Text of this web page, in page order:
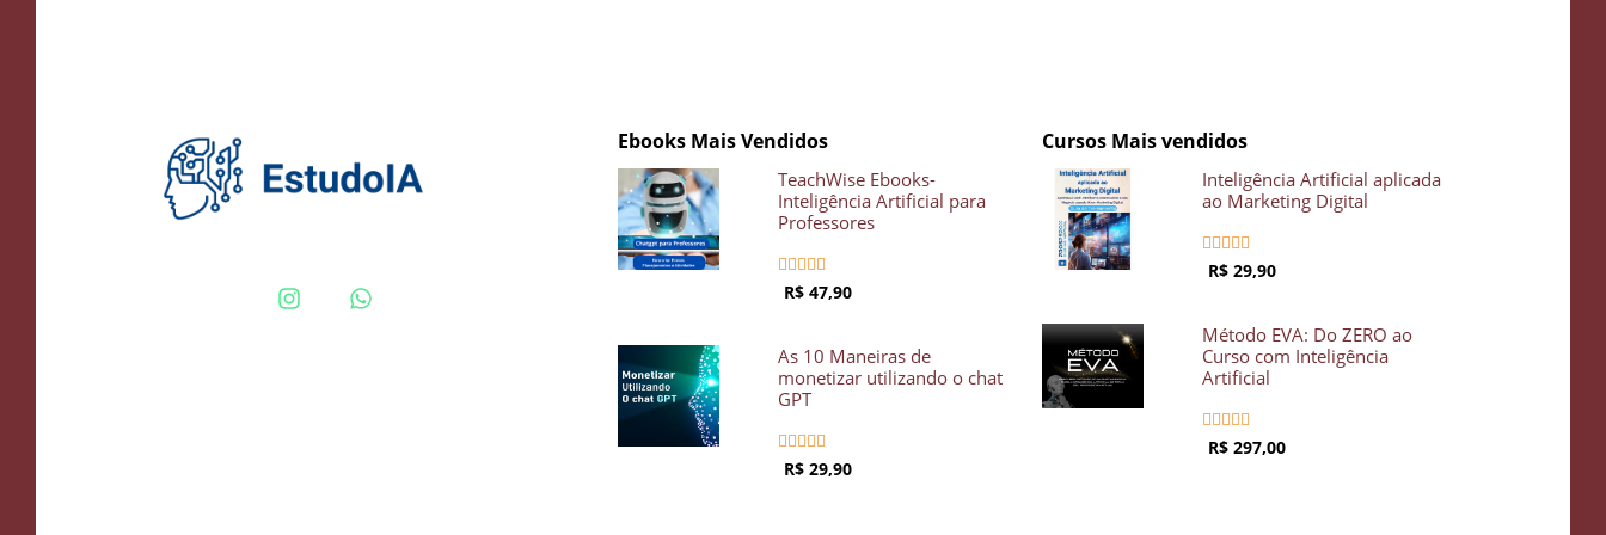
Ebooks Mais Vendidos
TeachWise Ebooks-
Inteligência Artificial para
Professores
    
R$ 47,90
As 10 Maneiras de
monetizar utilizando o chat
GPT
    
R$ 29,90
Cursos Mais vendidos
Inteligência Artificial aplicada
ao Marketing Digital
    
R$ 29,90
Método EVA: Do ZERO ao
Curso com Inteligência
Artificial
    
R$ 297,00